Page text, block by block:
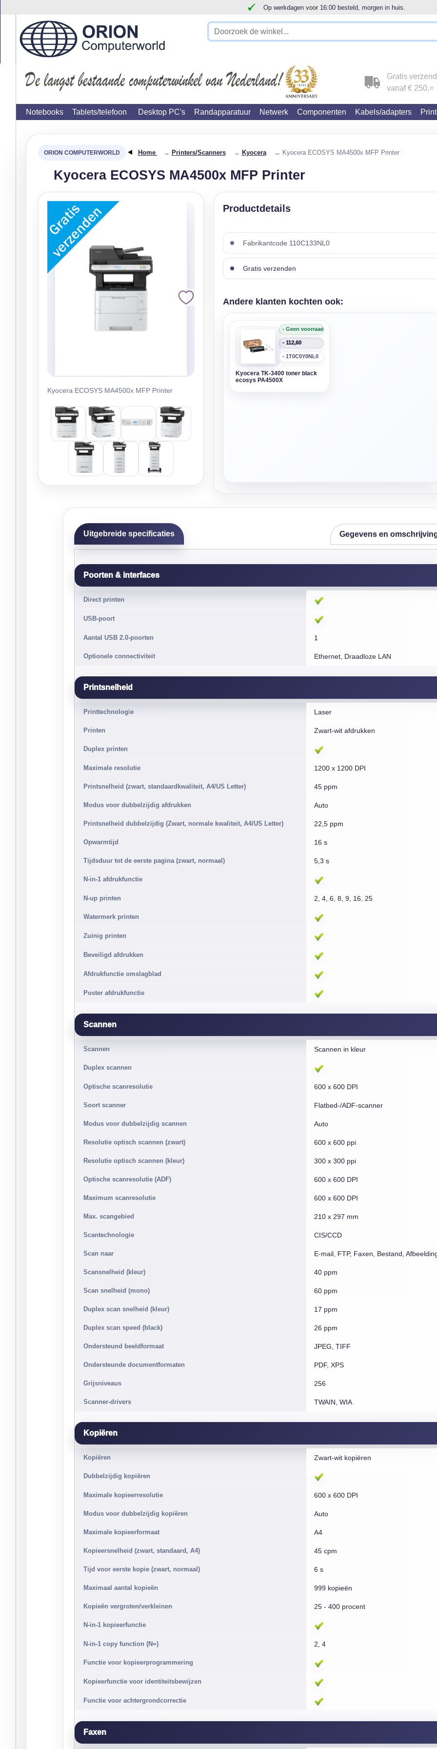
Op werkdagen voor 16:00 besteld, morgen in huis.
!!!!! LET OP!!! WIJ ZIJN VERHUISD !!!!!
Gratis
vanaf € 250,=
Notebooks Tablets/telefoon Desktop PC's Randapparatuur Netwerk Componenten Kabels/adapters
Home → Printers/Scanners → Kyocera → Kyocera ECOSYS MA4500x MFP Printer
Kyocera ECOSYS MA4500x MFP Printer
Kyocera ECOSYS MA4500x MFP Printer
Fabrikantcode 110C133NL0
Gratis verzenden
Andere klanten kochten ook:
Kyocera TK-3400 toner black
ecosys PA4500X
- Geen voorraad
- 112,60
- 1T0C0Y0NL0
Uitgebreide specificaties Gegevens en
Poorten & interfaces
Direct printen
USB-poort
Aantal USB 2.0-poorten 1
Optionele connectiviteit Ethernet, Draadloze LAN
Printsnelheid
Printtechnologie Laser
Printen Zwart-wit afdrukken
Duplex printen
Maximale resolutie 1200 x 1200 DPI
Printsnelheid (zwart, standaardkwaliteit, A4/US Letter) 45 ppm
Modus voor dubbelzijdig afdrukken Auto
Printsnelheid dubbelzijdig (Zwart, normale kwaliteit, A4/US Letter) 22,5 ppm
Opwarmtijd 16 s
Tijdsduur tot de eerste pagina (zwart, normaal) 5,3 s
N-in-1 afdrukfunctie
N-up printen 2, 4, 6, 8, 9, 16, 25
Watermerk printen
Zuinig printen
Beveiligd afdrukken
Afdrukfunctie omslagblad
Poster afdrukfunctie
Scannen
Scannen Scannen in kleur
Duplex scannen
Optische scanresolutie 600 x 600 DPI
Soort scanner Flatbed-/ADF-scanner
Modus voor dubbelzijdig scannen Auto
Resolutie optisch scannen (zwart) 600 x 600 ppi
Resolutie optisch scannen (kleur) 300 x 300 ppi
Optische scanresolutie (ADF) 600 x 600 DPI
Maximum scanresolutie 600 x 600 DPI
Max. scangebied 210 x 297 mm
Scantechnologie CIS/CCD
Scan naar E-mail, FTP, Faxen, Bestand,
Scansnelheid (kleur) 40 ppm
Scan snelheid (mono) 60 ppm
Duplex scan snelheid (kleur) 17 ppm
Duplex scan speed (black) 26 ppm
Ondersteund beeldformaat JPEG, TIFF
Ondersteunde documentformaten PDF, XPS
Grijsniveaus 256
Scanner-drivers TWAIN, WIA
Kopiëren
Kopiëren Zwart-wit kopiëren
Dubbelzijdig kopiëren
Maximale kopieerresolutie 600 x 600 DPI
Modus voor dubbelzijdig kopiëren Auto
Maximale kopieerformaat A4
Kopieersnelheid (zwart, standaard, A4) 45 cpm
Tijd voor eerste kopie (zwart, normaal) 6 s
Maximaal aantal kopieën 999 kopieën
Kopieën vergroten/verkleinen 25 - 400 procent
N-in-1 kopieerfunctie
N-in-1 copy function (N=) 2, 4
Functie voor kopieerprogrammering
Kopieerfunctie voor identiteitsbewijzen
Functie voor achtergrondcorrectie
Faxen